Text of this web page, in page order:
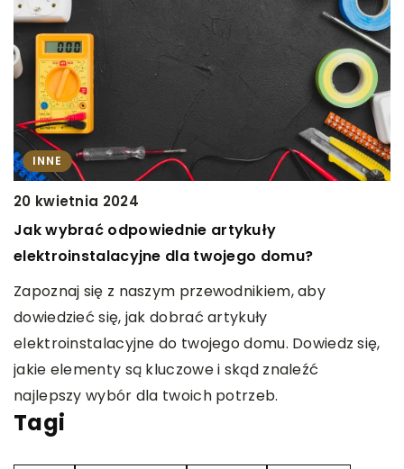
INNE
20 kwietnia 2024
Jak wybrać odpowiednie artykuły
elektroinstalacyjne dla twojego domu?
Zapoznaj się z naszym przewodnikiem, aby
dowiedzieć się, jak dobrać artykuły
elektroinstalacyjne do twojego domu. Dowiedz się,
jakie elementy są kluczowe i skąd znaleźć
najlepszy wybór dla twoich potrzeb.
Tagi